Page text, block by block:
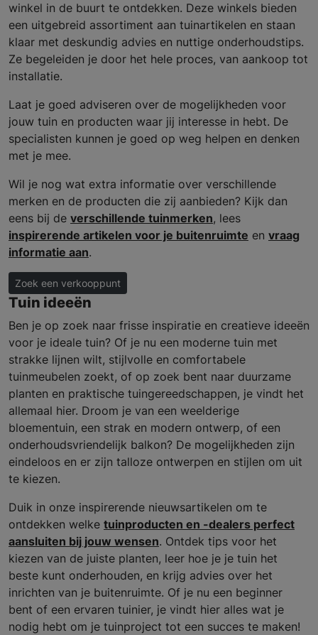
winkel in de buurt te ontdekken. Deze winkels bieden
een uitgebreid assortiment aan tuinartikelen en staan
klaar met deskundig advies en nuttige onderhoudstips.
Ze begeleiden je door het hele proces, van aankoop tot
installatie.
Laat je goed adviseren over de mogelijkheden voor
jouw tuin en producten waar jij interesse in hebt. De
specialisten kunnen je goed op weg helpen en denken
met je mee.
Wil je nog wat extra informatie over verschillende
merken en de producten die zij aanbieden? Kijk dan
eens bij de verschillende tuinmerken, lees
inspirerende artikelen voor je buitenruimte en vraag
informatie aan.
Zoek een verkooppunt
Tuin ideeën
Ben je op zoek naar frisse inspiratie en creatieve ideeën
voor je ideale tuin? Of je nu een moderne tuin met
strakke lijnen wilt, stijlvolle en comfortabele
tuinmeubelen zoekt, of op zoek bent naar duurzame
planten en praktische tuingereedschappen, je vindt het
allemaal hier. Droom je van een weelderige
bloementuin, een strak en modern ontwerp, of een
onderhoudsvriendelijk balkon? De mogelijkheden zijn
eindeloos en er zijn talloze ontwerpen en stijlen om uit
te kiezen.
Duik in onze inspirerende nieuwsartikelen om te
ontdekken welke tuinproducten en -dealers perfect
aansluiten bij jouw wensen. Ontdek tips voor het
kiezen van de juiste planten, leer hoe je je tuin het
beste kunt onderhouden, en krijg advies over het
inrichten van je buitenruimte. Of je nu een beginner
bent of een ervaren tuinier, je vindt hier alles wat je
nodig hebt om je tuinproject tot een succes te maken!